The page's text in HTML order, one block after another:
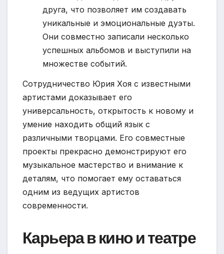
друга, что позволяет им создавать
уникальные и эмоциональные дуэты.
Они совместно записали несколько
успешных альбомов и выступили на
множестве событий.
Сотрудничество Юрия Хоя с известными
артистами доказывает его
универсальность, открытость к новому и
умение находить общий язык с
различными творцами. Его совместные
проекты прекрасно демонстрируют его
музыкальное мастерство и внимание к
деталям, что помогает ему оставаться
одним из ведущих артистов
современности.
Карьера в кино и театре